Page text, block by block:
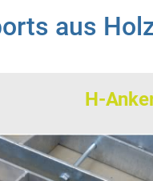
aus
H-